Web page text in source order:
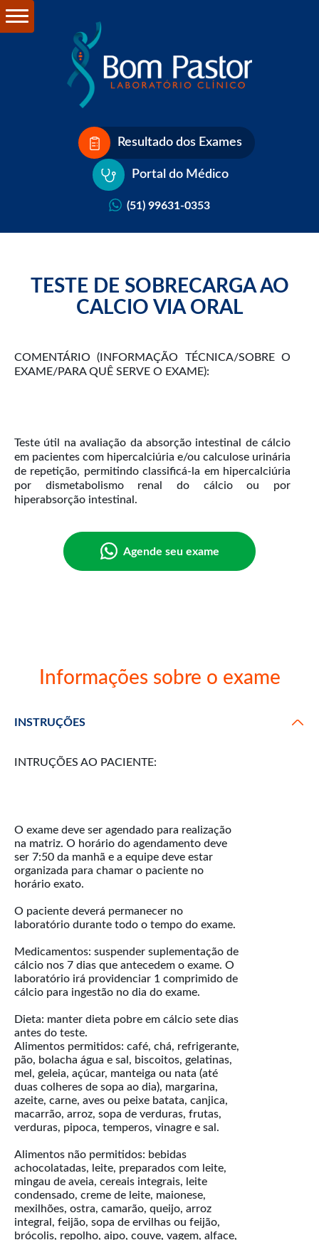
Resultado dos Exames
Portal do Médico
(51) 99631-0353
TESTE DE SOBRECARGA AO
CALCIO VIA ORAL
COMENTÁRIO (INFORMAÇÃO TÉCNICA/SOBRE O
EXAME/PARA QUÊ SERVE O EXAME):
Teste útil na avaliação da absorção intestinal de cálcio
em pacientes com hipercalciúria e/ou calculose urinária
de repetição, permitindo classificá-la em hipercalciúria
por dismetabolismo renal do cálcio ou por
Agende seu exame
Informações sobre o exame
INSTRUÇÕES
INTRUÇÕES AO PACIENTE:
O exame deve ser agendado para realização
na matriz. O horário do agendamento deve
ser 7:50 da manhã e a equipe deve estar
organizada para chamar o paciente no
horário exato.
O paciente deverá permanecer no
laboratório durante todo o tempo do exame.
Medicamentos: suspender suplementação de
cálcio nos 7 dias que antecedem o exame. O
laboratório irá providenciar 1 comprimido de
cálcio para ingestão no dia do exame.
Dieta: manter dieta pobre em cálcio sete dias
antes do teste.
Alimentos permitidos: café, chá, refrigerante,
pão, bolacha água e sal, biscoitos, gelatinas,
mel, geleia, açúcar, manteiga ou nata (até
duas colheres de sopa ao dia), margarina,
azeite, carne, aves ou peixe batata, canjica,
macarrão, arroz, sopa de verduras, frutas,
verduras, pipoca, temperos, vinagre e sal.
Alimentos não permitidos: bebidas
achocolatadas, leite, preparados com leite,
mingau de aveia, cereais integrais, leite
condensado, creme de leite, maionese,
mexilhões, ostra, camarão, queijo, arroz
integral, feijão, sopa de ervilhas ou feijão,
brócolis, repolho, aipo, couve, vagem, alface,